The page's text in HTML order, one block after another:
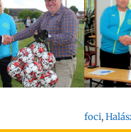
foci,